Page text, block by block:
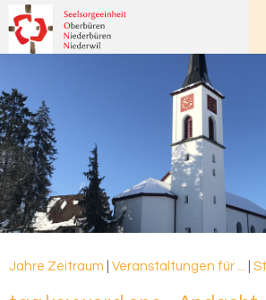
Jahre Zeitraum Veranstaltungen für ...